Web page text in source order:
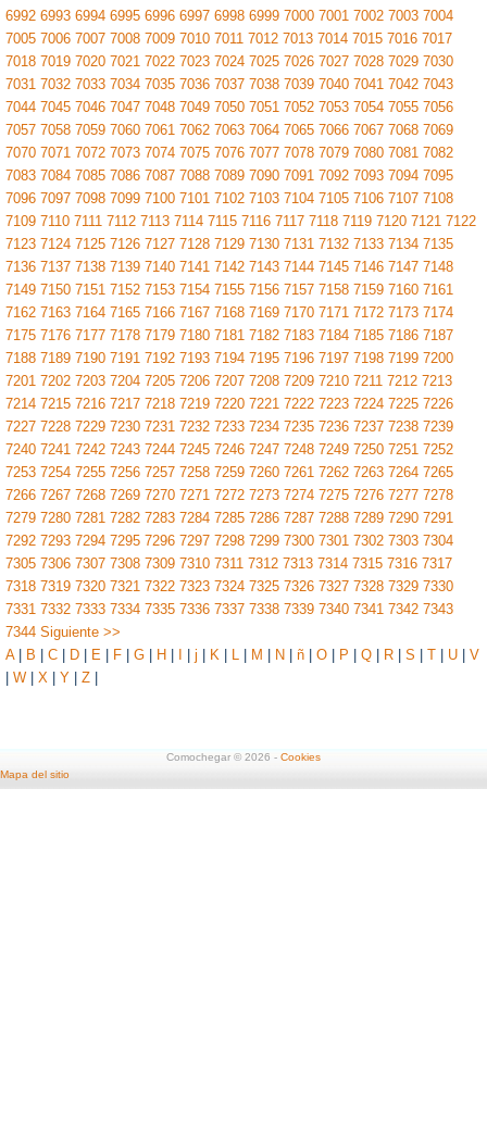
6992 6993 6994 6995 6996 6997 6998 6999 7000 7001 7002 7003 7004
7005 7006 7007 7008 7009 7010 7011 7012 7013 7014 7015 7016 7017
7018 7019 7020 7021 7022 7023 7024 7025 7026 7027 7028 7029 7030
7031 7032 7033 7034 7035 7036 7037 7038 7039 7040 7041 7042 7043
7044 7045 7046 7047 7048 7049 7050 7051 7052 7053 7054 7055 7056
7057 7058 7059 7060 7061 7062 7063 7064 7065 7066 7067 7068 7069
7070 7071 7072 7073 7074 7075 7076 7077 7078 7079 7080 7081 7082
7083 7084 7085 7086 7087 7088 7089 7090 7091 7092 7093 7094 7095
7096 7097 7098 7099 7100 7101 7102 7103 7104 7105 7106 7107 7108
7109 7110 7111 7112 7113 7114 7115 7116 7117 7118 7119 7120 7121 7122
7123 7124 7125 7126 7127 7128 7129 7130 7131 7132 7133 7134 7135
7136 7137 7138 7139 7140 7141 7142 7143 7144 7145 7146 7147 7148
7149 7150 7151 7152 7153 7154 7155 7156 7157 7158 7159 7160 7161
7162 7163 7164 7165 7166 7167 7168 7169 7170 7171 7172 7173 7174
7175 7176 7177 7178 7179 7180 7181 7182 7183 7184 7185 7186 7187
7188 7189 7190 7191 7192 7193 7194 7195 7196 7197 7198 7199 7200
7201 7202 7203 7204 7205 7206 7207 7208 7209 7210 7211 7212 7213
7214 7215 7216 7217 7218 7219 7220 7221 7222 7223 7224 7225 7226
7227 7228 7229 7230 7231 7232 7233 7234 7235 7236 7237 7238 7239
7240 7241 7242 7243 7244 7245 7246 7247 7248 7249 7250 7251 7252
7253 7254 7255 7256 7257 7258 7259 7260 7261 7262 7263 7264 7265
7266 7267 7268 7269 7270 7271 7272 7273 7274 7275 7276 7277 7278
7279 7280 7281 7282 7283 7284 7285 7286 7287 7288 7289 7290 7291
7292 7293 7294 7295 7296 7297 7298 7299 7300 7301 7302 7303 7304
7305 7306 7307 7308 7309 7310 7311 7312 7313 7314 7315 7316 7317
7318 7319 7320 7321 7322 7323 7324 7325 7326 7327 7328 7329 7330
7331 7332 7333 7334 7335 7336 7337 7338 7339 7340 7341 7342 7343
7344 Siguiente >>
A| B C D E F G H j K L M N ñ O P Q R S T U
V
W X Y Z
Comochegar © 2026 - Cookies
Mapa del sitio